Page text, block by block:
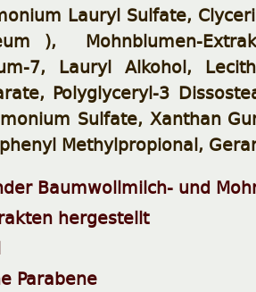
Lauryl Sulfate,
), Mohnblumen-
7, Lauryl Alkohol,
Polyglyceryl-3
Sulfate, Xanthan
Methylpropional,
Baumwollmilch- und
hergestellt
Parabene